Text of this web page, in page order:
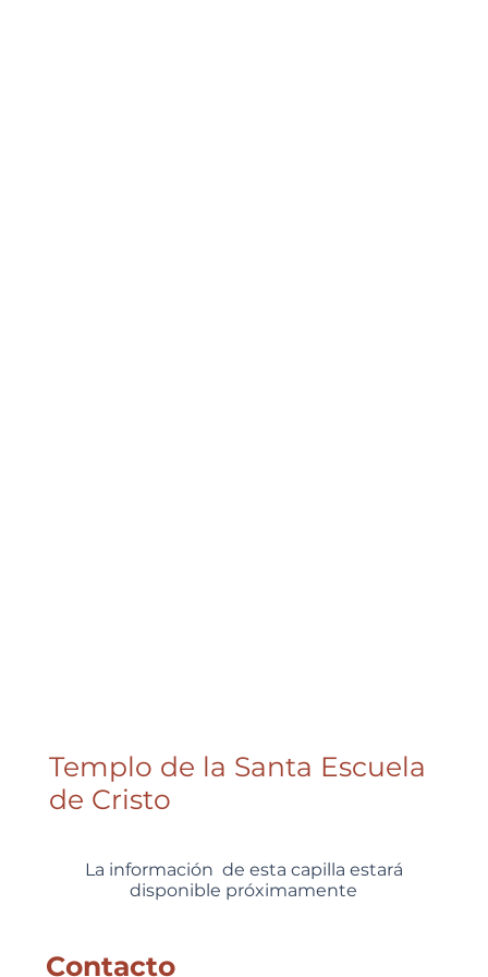
Templo de la Santa Escuela
de Cristo
La información de esta capilla estará
disponible próximamente
Contacto